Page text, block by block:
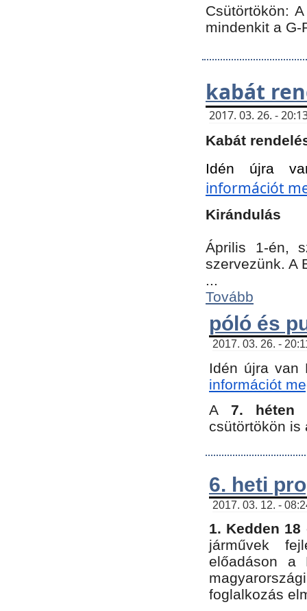
Csütörtökön:A
mindenkit a G-
kabát
2017. 03. 26. -
Kabát
Idén újra
információt
Kirándulás
Április 1-én,
szervezünk. A
...
Tovább
póló és
2017. 03. 26. -
Idén újra van
információt
A 7. héten
csütörtökön is
6. heti
2017. 03. 12. -
1. Kedden 18
járművek
előadáson a
foglalkozás